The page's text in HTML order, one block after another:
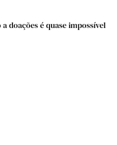
doações é quase impossível